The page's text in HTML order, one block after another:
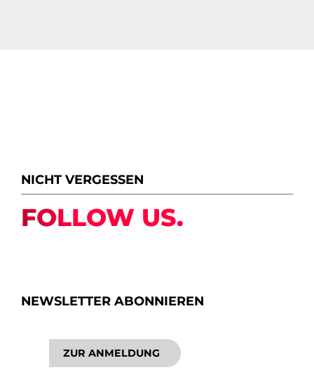
NICHT VERGESSEN
FOLLOW US.
NEWSLETTER ABONNIEREN
ZUR ANMELDUNG